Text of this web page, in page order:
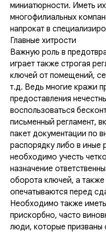
миниатюрности. Иметь
многофилиальных
напрокат в
Главные хитрости
Важную роль в
играет также строгая
ключей от помещений,
т.д. Ведь многие кражи
предоставления
воспользоваться
письменный регламент,
пакет документации по
распорядку либо в иные
необходимо учесть
назначение
оборота ключей, а
опечатываются перед
Необходимо также
прискорбно, часто
люди, которые призваны